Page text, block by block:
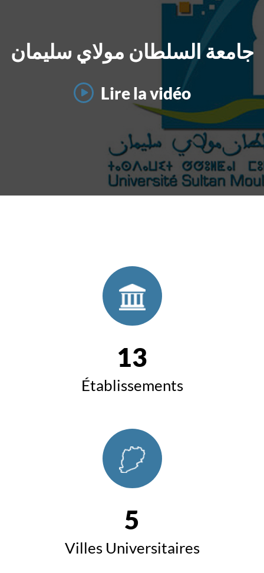
جامعة السلطان مولاي سليمان
Lire la vidéo
13
Établissements
5
Villes Universitaires